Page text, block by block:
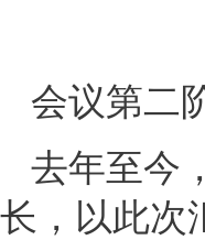
会议第二
去年至今
长，以此次